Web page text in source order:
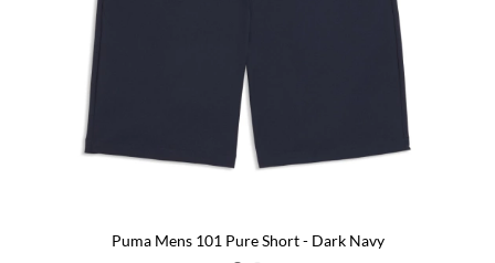
Puma Mens 101 Pure Short - Dark Navy